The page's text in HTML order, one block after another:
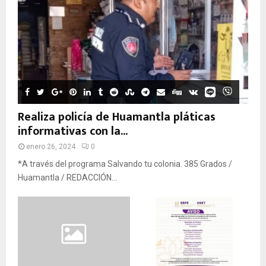
Realiza policía de Huamantla pláticas
informativas con la...
enero 26, 2024 0
*A través del programa Salvando tu colonia. 385 Grados /
Huamantla / REDACCIÓN...